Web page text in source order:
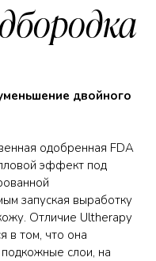
двойного
одобренная FDA
эффект под
запуская выработку
Отличие Ultherapy
в том, что она
слои, на